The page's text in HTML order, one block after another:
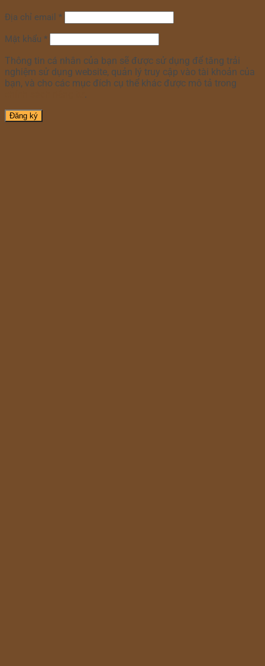
Địa chỉ email *
Mật khẩu *
Thông tin cá nhân của bạn sẽ được sử dụng để tăng trải
nghiệm sử dụng website, quản lý truy cập vào tài khoản của
bạn, và cho các mục đích cụ thể khác được mô tả trong
Đăng ký